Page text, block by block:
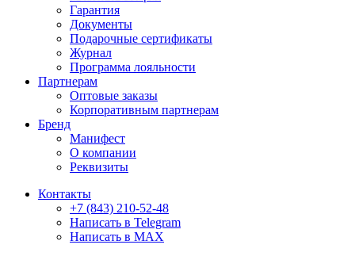
Гарантия
Документы
Подарочные сертификаты
Журнал
Программа лояльности
Партнерам
Оптовые заказы
Корпоративным партнерам
Бренд
Манифест
О компании
Реквизиты
Контакты
+7 (843) 210-52-48
Написать в Telegram
Написать в MAX